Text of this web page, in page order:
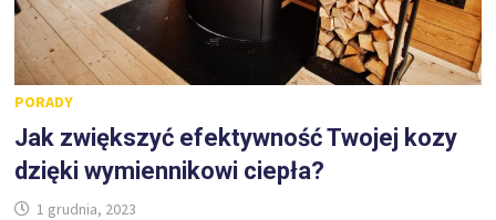
PORADY
Jak zwiększyć efektywność Twojej kozy
dzięki wymiennikowi ciepła?
1 grudnia, 2023